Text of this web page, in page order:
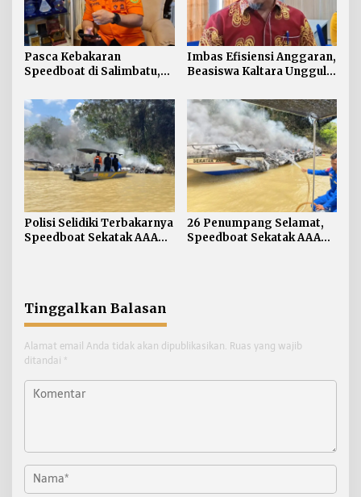
Pasca Kebakaran
Speedboat di Salimbatu,
Pentingnya Standar
Keselamatan
Imbas Efisiensi Anggaran,
Beasiswa Kaltara Unggul
Skema
Polisi Selidiki Terbakarnya
Speedboat Sekatak AAA
26 Penumpang Selamat,
Speedboat Sekatak AAA
Tinggalkan Balasan
Alamat email Anda tidak akan dipublikasikan. Ruas yang wajib
ditandai *